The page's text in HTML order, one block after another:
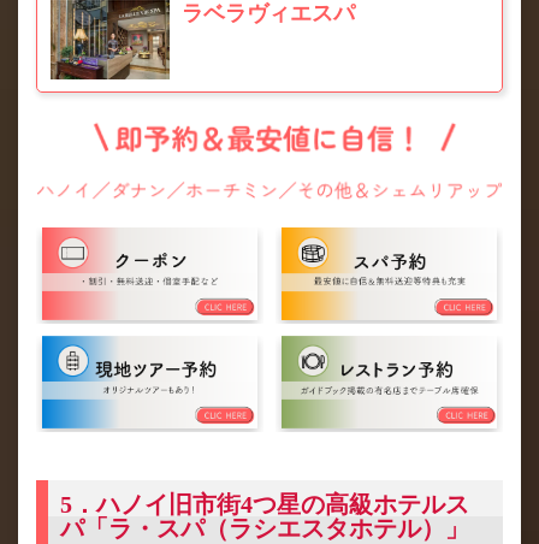
ラベラヴィエスパ
5．ハノイ旧市街4つ星の高級ホテルス
パ「ラ・スパ（ラシエスタホテル）」